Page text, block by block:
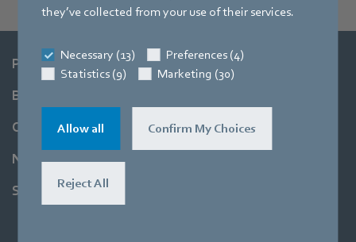
they’ve collected from your use of their services.
Necessary (13)
Preferences (4)
Statistics (9)
Marketing (30)
Allow all Confirm My Choices
Reject All
Producten
Branches
Onderneming
Newsroom
Support